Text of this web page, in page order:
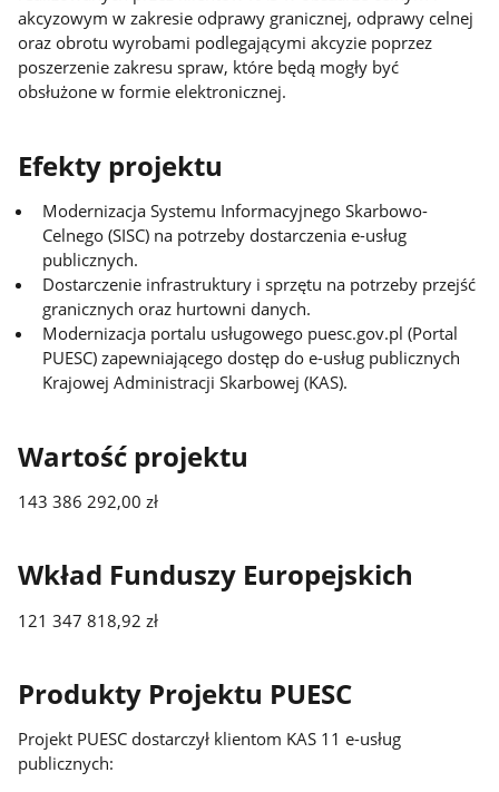
akcyzowym w zakresie odprawy granicznej, odprawy celnej
oraz obrotu wyrobami podlegającymi akcyzie poprzez
poszerzenie zakresu spraw, które będą mogły być
obsłużone w formie elektronicznej.
Efekty projektu
Modernizacja Systemu Informacyjnego Skarbowo-
Celnego (SISC) na potrzeby dostarczenia e-usług
publicznych.
Dostarczenie infrastruktury i sprzętu na potrzeby przejść
granicznych oraz hurtowni danych.
Modernizacja portalu usługowego puesc.gov.pl (Portal
PUESC) zapewniającego dostęp do e-usług publicznych
Krajowej Administracji Skarbowej (KAS).
Wartość projektu
143 386 292,00 zł
Wkład Funduszy Europejskich
121 347 818,92 zł
Produkty Projektu PUESC
Projekt PUESC dostarczył klientom KAS 11 e-usług
publicznych: